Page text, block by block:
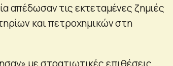
απέδωσαν τις εκτεταμένες ζημιές
και πετροχημικών στη
με στρατιωτικές επιθέσεις